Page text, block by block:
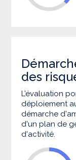
des
L’évaluation
déploiement
démarche
d'un plan de
d'activité.